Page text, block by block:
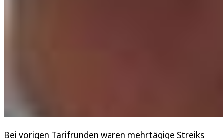
Bei vorigen Tarifrunden waren mehrtägige Streiks